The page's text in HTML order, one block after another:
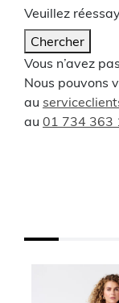
Veuillez
Chercher
Vous n’avez
Nous pouvons
au
au 01 734 363